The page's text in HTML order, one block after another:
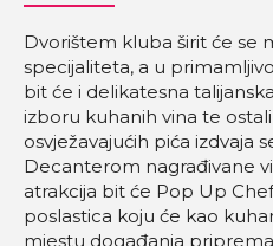
Dvorištem kluba širit će se
specijaliteta, a u
bit će i delikatesna
izboru kuhanih vina te
osvježavajućih pića izdvaja
Decanterom nagrađivane
atrakcija bit će Pop Up
poslastica koju će kao
mjestu događanja